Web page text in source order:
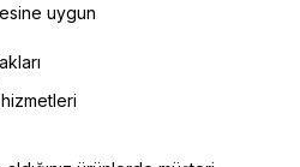
uygun